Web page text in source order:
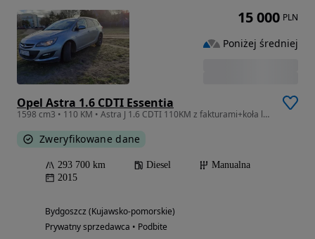
Opel Astra 1.6 CDTI Essentia
1598 cm3 • 110 KM • Astra J 1.6 CDTI 110KM z fakturami+koła lato zima
Zweryfikowane dane
293 700 km Diesel
Manualna
2015
Bydgoszcz (Kujawsko-pomorskie)
Prywatny sprzedawca • Podbite
15 000 PLN
Poniżej średniej